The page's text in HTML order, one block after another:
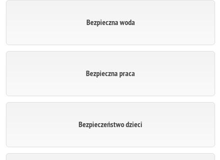
Bezpieczna woda
Bezpieczna praca
Bezpieczeństwo dzieci